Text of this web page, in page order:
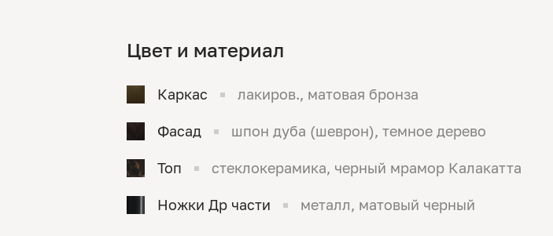
Цвет и материал
Каркас лакиров., матовая бронза
Фасад шпон дуба (шеврон), темное дерево
Топ стеклокерамика, черный мрамор Калакатта
Ножки Др части металл, матовый черный